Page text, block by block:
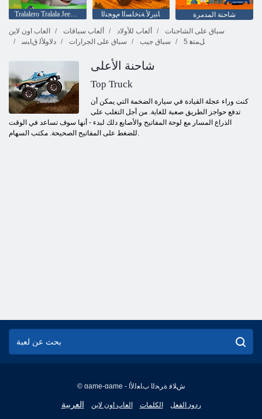
Tralalero Tralala Jeep Adventure ﺎﻨﻳﺭﻷ ﺔﻨﺧﺎﺴﻟﺍ ﻡﻮﺠﻨﻟﺍ
شاحنة المدمرة
العاب اون لاين
ألعاب سباقات ألعاب للأولاد
سباق على الشاحنات
ﺩﻻ ﻭﻸ ﻟ ﻕﺎﺒﺳ
سباق على الجرارات سباق جيب 5 ﻞﻤﺘﻫ
شاحنة الأعلى
Top Truck
كنت وراء عجلة القيادة في سيارة الضخمة التي يمكن أن
تدفع حواجز الطريق صعبة للغاية. من أجل التغلب على
الذراع المسار مع لوحة المفاتيح والأصابع دلك لبدء - أنها سوف تساعد في الوقت
للضغط على المفاتيح الصحيحة. مكتب السهام.
© game-game - ﺵﻼ ﻓ ﺓﺮﺤﻟﺍ ﺏﺎﻌﻟﻷ ﺍ
العربية
English
العاب اون لاين الكلمات ردود الفعل